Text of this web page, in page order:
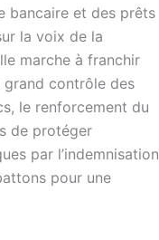
bancaire et des prêts
la voix de la
marche à franchir
contrôle des
le renforcement du
de protéger
par l’indemnisation
pour une